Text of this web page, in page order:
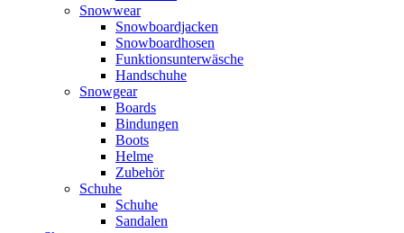
Snowwear
Snowboardjacken
Snowboardhosen
Funktionsunterwäsche
Handschuhe
Snowgear
Boards
Bindungen
Boots
Helme
Zubehör
Schuhe
Schuhe
Sandalen